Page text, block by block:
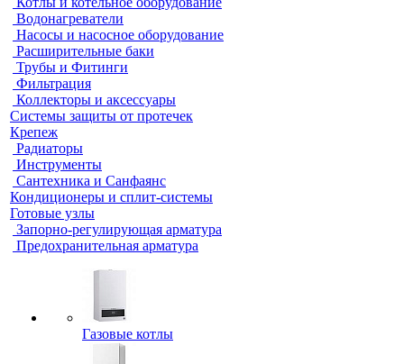
Водонагреватели
Насосы и насосное оборудование
Расширительные баки
Трубы и Фитинги
Фильтрация
Коллекторы и аксессуары
Системы защиты от протечек
Крепеж
Радиаторы
Инструменты
Сантехника и Санфаянс
Кондиционеры и сплит-системы
Готовые узлы
Запорно-регулирующая арматура
Предохранительная арматура
Газовые котлы